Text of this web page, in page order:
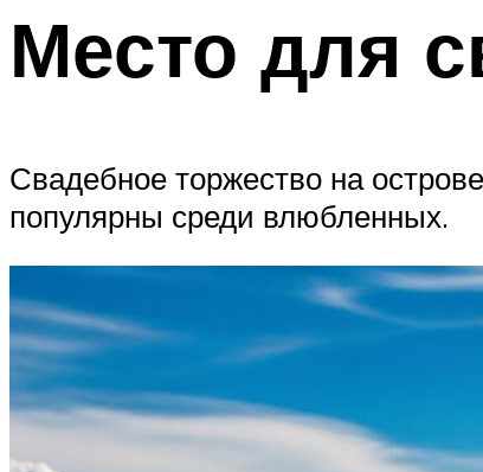
Место для
Свадебное торжество на
популярны среди влюбленных.